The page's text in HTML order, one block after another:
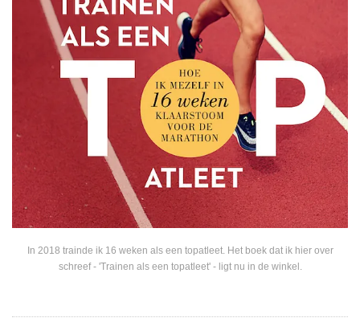
In 2018 trainde ik 16 weken als een topatleet. Het boek dat ik hier over
schreef - 'Trainen als een topatleet' - ligt nu in de winkel.